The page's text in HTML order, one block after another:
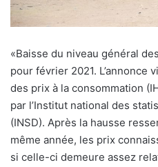
«Baisse du niveau général
pour février 2021. L’annonce
des prix à la consommation
par l’Institut national des
(INSD). Après la hausse
même année, les prix
si celle-ci demeure assez